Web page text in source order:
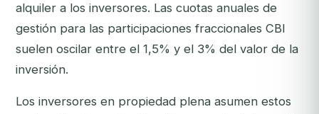
alquiler a los inversores. Las cuotas anuales de
gestión para las participaciones fraccionales CBI
suelen oscilar entre el 1,5% y el 3% del valor de la
inversión.
Los inversores en propiedad plena asumen estos